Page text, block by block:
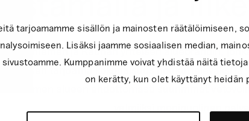
tarjoamamme sisällön ja mainosten räätälöimiseen,
Lisäksi jaamme sosiaalisen median,
Kumppanimme voivat yhdistää näitä
on kerätty, kun olet käyttänyt heidän
Ukonniemen ja Rauhan yhteisen aluebrändin,
tehdä sen tarjoama kokonaisuus houkuttelevaksi ja